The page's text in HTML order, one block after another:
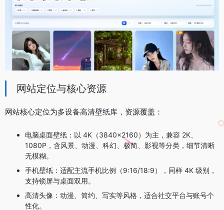
网站定位与核心资源
网站核心定位为多设备高清壁纸库，资源覆盖：
电脑桌面壁纸：以 4K（3840×2160）为主，兼容 2K、
1080P，含风景、动漫、科幻、极简、影视等分类，细节清晰
无模糊。
手机壁纸：适配主流手机比例（9:16/18:9），同样 4K 级别，
支持锁屏与桌面双用。
高清头像：动漫、简约、写实等风格，适合社交平台与账号个
性化。